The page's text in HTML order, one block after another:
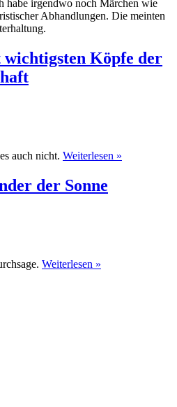
habe irgendwo noch Märchen wie
Abhandlungen. Die meinten
Köpfe der
auch nicht. Weiterlesen »
der Sonne
Weiterlesen »